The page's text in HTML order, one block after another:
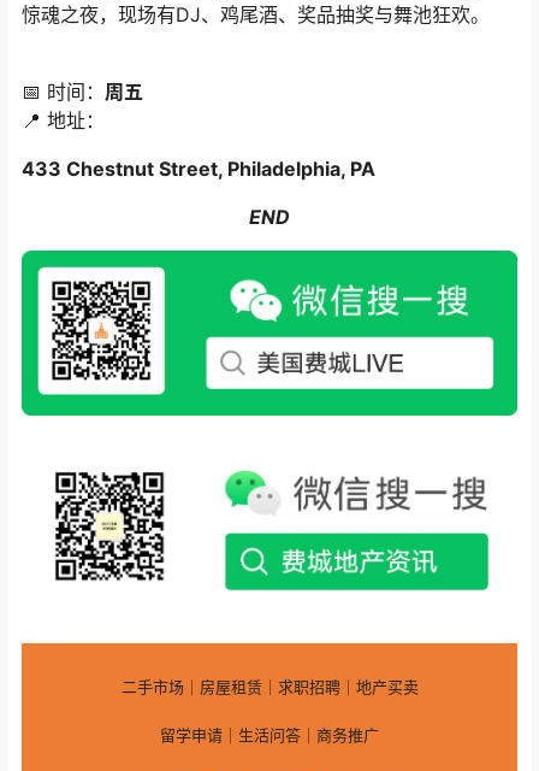
惊魂之夜，现场有DJ、鸡尾酒、奖品抽奖与舞池狂欢。
📅 时间： 周五
📍 地址：
433 Chestnut Street, Philadelphia, PA
END
二手市场｜房屋租赁｜求职招聘｜地产买卖
留学申请｜生活问答｜商务推广